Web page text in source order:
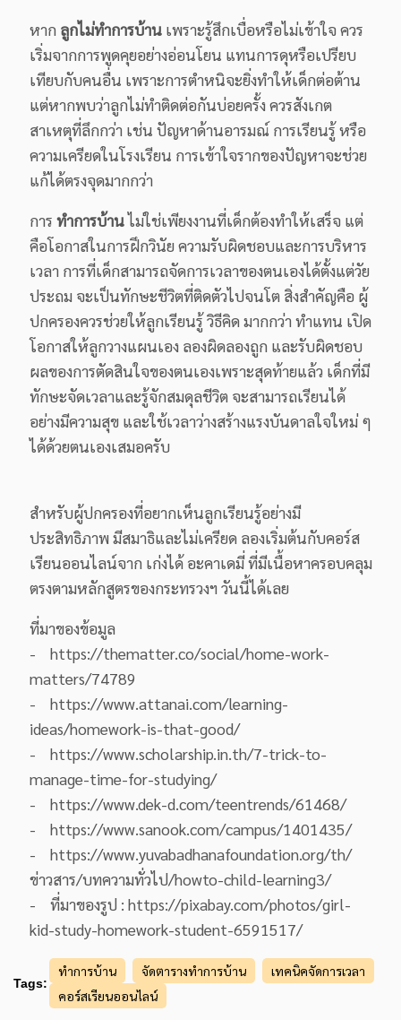
หาก ลูกไม่ทำการบ้านเพราะรู้สึกเบื่อหรือไม่เข้าใจ ควร
เริ่มจากการพูดคุยอย่างอ่อนโยน แทนการดุหรือเปรียบ
เทียบกับคนอื่น เพราะการตำหนิจะยิ่งทำให้เด็กต่อต้าน
แต่หากพบว่าลูกไม่ทำติดต่อกันบ่อยครั้ง ควรสังเกต
สาเหตุที่ลึกกว่า เช่น ปัญหาด้านอารมณ์ การเรียนรู้ หรือ
ความเครียดในโรงเรียน การเข้าใจรากของปัญหาจะช่วย
แก้ได้ตรงจุดมากกว่า
การ ทำการบ้านไม่ใช่เพียงงานที่เด็กต้องทำให้เสร็จ แต่
คือโอกาสในการฝึกวินัย ความรับผิดชอบและการบริหาร
เวลา การที่เด็กสามารถจัดการเวลาของตนเองได้ตั้งแต่วัย
ประถม จะเป็นทักษะชีวิตที่ติดตัวไปจนโต สิ่งสำคัญคือ ผู้
ปกครองควรช่วยให้ลูกเรียนรู้ วิธีคิด มากกว่า ทำแทน เปิด
โอกาสให้ลูกวางแผนเอง ลองผิดลองถูก และรับผิดชอบ
ผลของการตัดสินใจของตนเองเพราะสุดท้ายแล้ว เด็กที่มี
ทักษะจัดเวลาและรู้จักสมดุลชีวิต จะสามารถเรียนได้
อย่างมีความสุข และใช้เวลาว่างสร้างแรงบันดาลใจใหม่ ๆ
ได้ด้วยตนเองเสมอครับ
สำหรับผู้ปกครองที่อยากเห็นลูกเรียนรู้อย่างมี
ประสิทธิภาพ มีสมาธิและไม่เครียด ลองเริ่มต้นกับคอร์ส
เรียนออนไลน์จาก เก่งได้ อะคาเดมี่ที่มีเนื้อหาครอบคลุม
ตรงตามหลักสูตรของกระทรวงฯ วันนี้ได้เลย
ที่มาของข้อมูล
- https://thematter.co/social/home-work-
matters/74789
- https://www.attanai.com/learning-
ideas/homework-is-that-good/
- https://www.scholarship.in.th/7-trick-to-
manage-time-for-studying/
- https://www.dek-d.com/teentrends/61468/
- https://www.sanook.com/campus/1401435/
- https://www.yuvabadhanafoundation.org/th/
ข่าวสาร/บทความทั่วไป/howto-child-learning3/
- ที่มาของรูป : https://pixabay.com/photos/girl-
kid-study-homework-student-6591517/
Tags:
ทำการบ้าน จัดตารางทำการบ้าน
เทคนิคจัดการเวลา
คอร์สเรียนออนไลน์